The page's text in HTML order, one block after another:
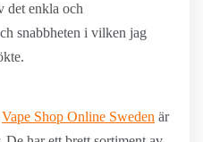
det enkla och
snabbheten i vilken jag
Vape Shop Online Sweden är